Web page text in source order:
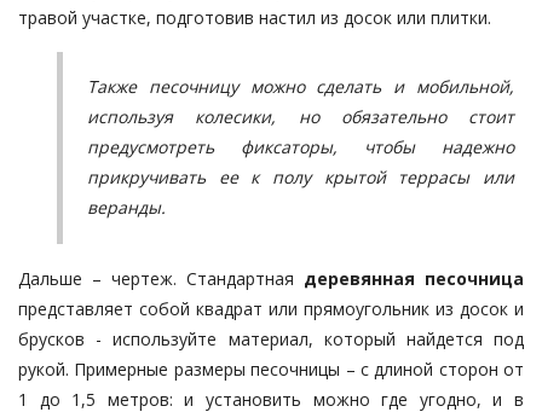
травой участке, подготовив настил из досок или плитки.
Также песочницу можно сделать и мобильной,
используя колесики, но обязательно стоит
предусмотреть фиксаторы, чтобы надежно
прикручивать ее к полу крытой террасы или
веранды.
Дальше – чертеж. Стандартная деревянная песочница
представляет собой квадрат или прямоугольник из досок и
брусков - используйте материал, который найдется под
рукой. Примерные размеры песочницы – с длиной сторон от
1 до 1,5 метров: и установить можно где угодно, и в